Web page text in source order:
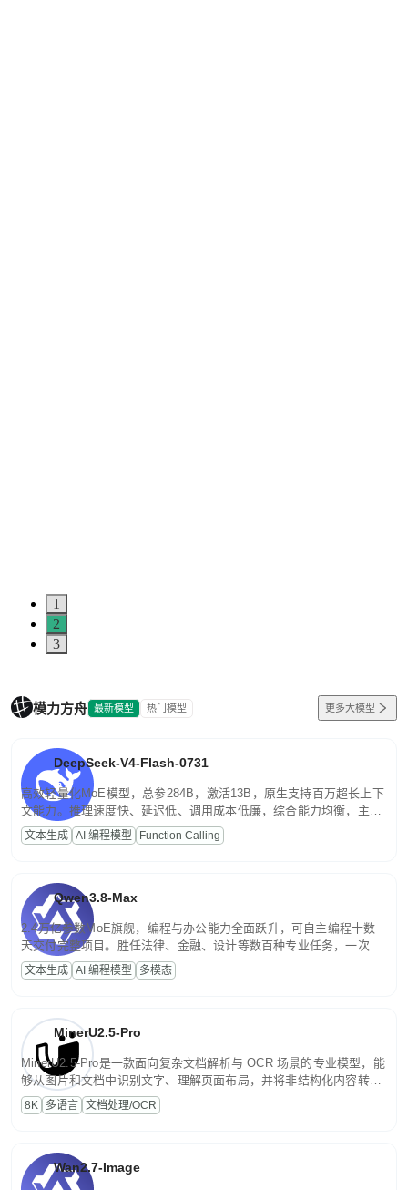
1
2
3
模力方舟 最新模型 热门模型 更多大模型
DeepSeek-V4-Flash-0731
高效轻量化MoE模型，总参284B，激活13B，原生支持百万超长上下
文能力。推理速度快、延迟低、调用成本低廉，综合能力均衡，主打
高并发、轻量化任务，适合日常对话、内容创作、基础 RAG、批量
文案处理等普惠刚需场景。
文本生成 AI 编程模型 Function Calling
Qwen3.8-Max
2.4万亿参数MoE旗舰，编程与办公能力全面跃升，可自主编程十数
天交付完整项目。胜任法律、金融、设计等数百种专业任务，一次对
话端到端交付生产级成果。原生视觉理解贯穿规划、执行与验证全流
程，支持超长文档与长视频的深度语义解析。长程任务中自主规划与
文本生成 AI 编程模型 多模态
MinerU2.5-Pro
MinerU2.5-Pro是一款面向复杂文档解析与 OCR 场景的专业模型，能
够从图片和文档中识别文字、理解页面布局，并将非结构化内容转换
为便于存储、检索和二次处理的结构化结果。
8K 多语言 文档处理/OCR
Wan2.7-Image